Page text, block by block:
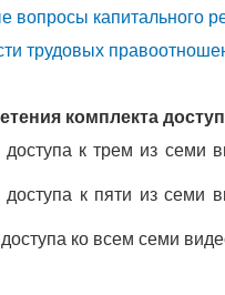
вопросы капитального
трудовых
комплекта
доступа к трем из семи
доступа к пяти из семи
ко всем семи